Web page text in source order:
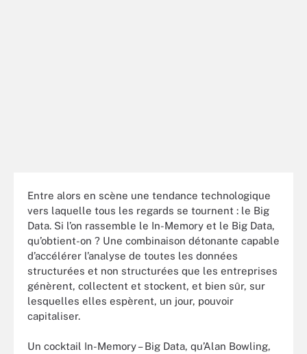
Entre alors en scène une tendance technologique
vers laquelle tous les regards se tournent : le Big
Data. Si l’on rassemble le In-Memory et le Big Data,
qu’obtient-on ? Une combinaison détonante capable
d’accélérer l’analyse de toutes les données
structurées et non structurées que les entreprises
génèrent, collectent et stockent, et bien sûr, sur
lesquelles elles espèrent, un jour, pouvoir
capitaliser.
Un cocktail In-Memory – Big Data, qu’Alan Bowling,